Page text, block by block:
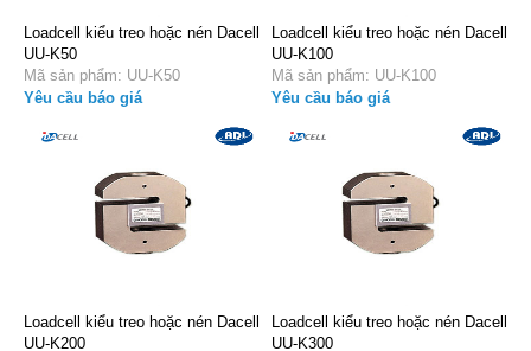
Loadcell kiểu treo hoặc nén Dacell
UU-K50
Mã sản phẩm: UU-K50
Yêu cầu báo giá
Loadcell kiểu treo hoặc nén Dacell
UU-K100
Mã sản phẩm: UU-K100
Yêu cầu báo giá
Loadcell kiểu treo hoặc nén Dacell
UU-K200
Loadcell kiểu treo hoặc nén Dacell
UU-K300